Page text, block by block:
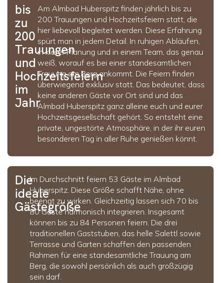
bis
zu
200
Trauungen
und
Hochzeitsfeiern
im
Jahr
Am Almbad Huberspitz finden jährlich bis zu
200 Trauungen und Hochzeitsfeiern statt, die
hier liebevoll begleitet werden. Diese Erfahrung
spürt man in jedem Detail. In ruhigen Abläufen,
in klarer Planung und in einem Team, das genau
weiß, worauf es bei einer standesamtlichen
Trauung am Berg ankommt. Die Feiern finden
überwiegend exklusiv statt. Das bedeutet, dass
keine anderen Gäste vor Ort sind und das
Almbad Huberspitz ganz alleine euch und eurer
Hochzeitsgesellschaft gehört. So entsteht eine
private, ungestörte Atmosphäre, in der ihr euren
besonderen Tag in aller Ruhe genießen könnt.
Die
ideale
Gästegröße
Im Durchschnitt feiern 53 Gäste im Almbad
Huberspitz. Diese Größe schafft Nähe, ohne
beengt zu wirken. Gleichzeitig lassen sich 70 bis
80 Gäste harmonisch integrieren. Insgesamt
können bis zu 84 Personen feiern. Die drei
traditionellen Gaststuben, das helle Salettl sowie
Terrasse und Garten schaffen den passenden
Rahmen für eine standesamtliche Trauung am
Berg, die sowohl persönlich als auch großzügig
sein darf.